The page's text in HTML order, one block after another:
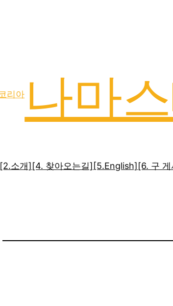
나마
[2.소개][4. 찾아오는길] [5.English][6. 구